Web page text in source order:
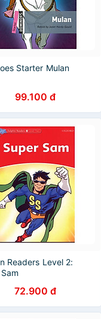
Starter Mulan
99.100 đ
Readers Level 2:
72.900 đ